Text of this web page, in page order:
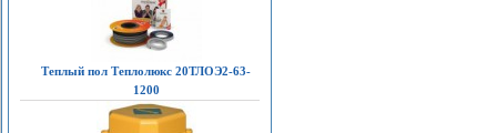
Теплый пол Теплолюкс 20ТЛОЭ2-63-
1200